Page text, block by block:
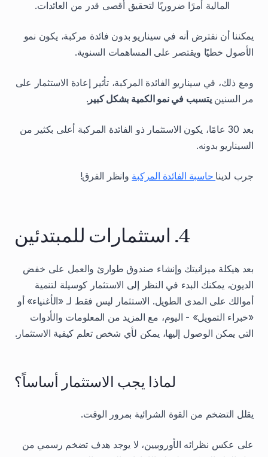
المالية أمرًا ضروريًا لتحقيق أقصى قدر من العائدات.
يمكننا أن نفترض أنه في سيناريو بدون فائدة مركبة، يكون نمو
الأصول خطيًا ويقتصر على المساهمات السنوية.
ومع ذلك، في سيناريو الفائدة المركبة، تأثير إعادة الاستثمار على
مر السنينيتسبب في نمو الكمية بشكل كبير.
بعد 30 عامًا، يكون الاستثمار ذو الفائدة المركبة أعلى بكثير من
السيناريو بدونه.
جرب لديناحاسبة الفائدة المركبةوانظر الفرق!
4. استثمارات للمبتدئين
بعد هيكلة ميزانيتك وإنشاء صندوق طوارئ والعمل على خفض
الديون، يمكنك البدء في النظر إلى الاستثمار كوسيلة لتنمية
أموالك على المدى الطويل. الاستثمار ليس فقط لـ «الأغنياء» أو
«خبراء التمويل» - اليوم، مع المزيد من المعلومات والأدوات
التي يمكن الوصول إليها، يمكن لأي شخص تعلم كيفية الاستثمار.
لماذا يجب الاستثمار أساساً؟
يقلل التضخم من القوة الشرائية بمرور الوقت.
على عكس نظرائه الأوروبيين، لا يوجد هدف تضخم رسمي من